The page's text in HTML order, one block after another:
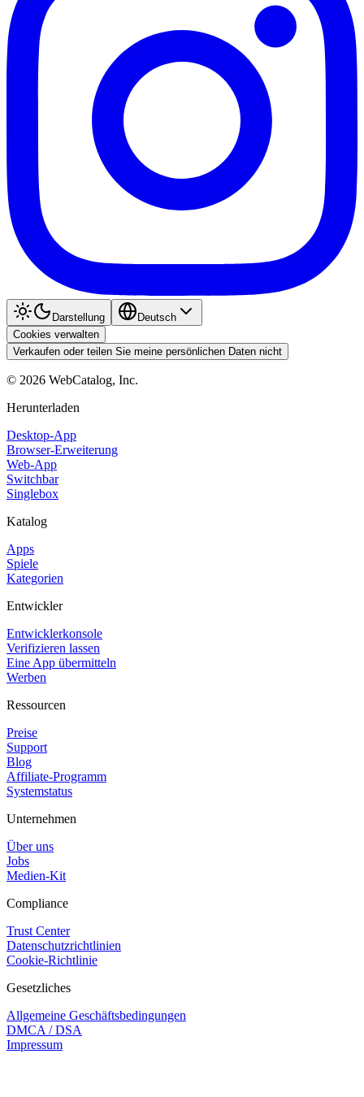
Darstellung
Deutsch
Cookies verwalten
Verkaufen oder teilen Sie meine persönlichen Daten nicht
© 2026 WebCatalog, Inc.
Herunterladen
Desktop-App
Browser-Erweiterung
Web-App
Switchbar
Singlebox
Katalog
Apps
Spiele
Kategorien
Entwickler
Entwicklerkonsole
Verifizieren lassen
Eine App übermitteln
Werben
Ressourcen
Preise
Support
Blog
Affiliate-Programm
Systemstatus
Unternehmen
Über uns
Jobs
Medien-Kit
Compliance
Trust Center
Datenschutzrichtlinien
Cookie-Richtlinie
Gesetzliches
Allgemeine Geschäftsbedingungen
DMCA / DSA
Impressum